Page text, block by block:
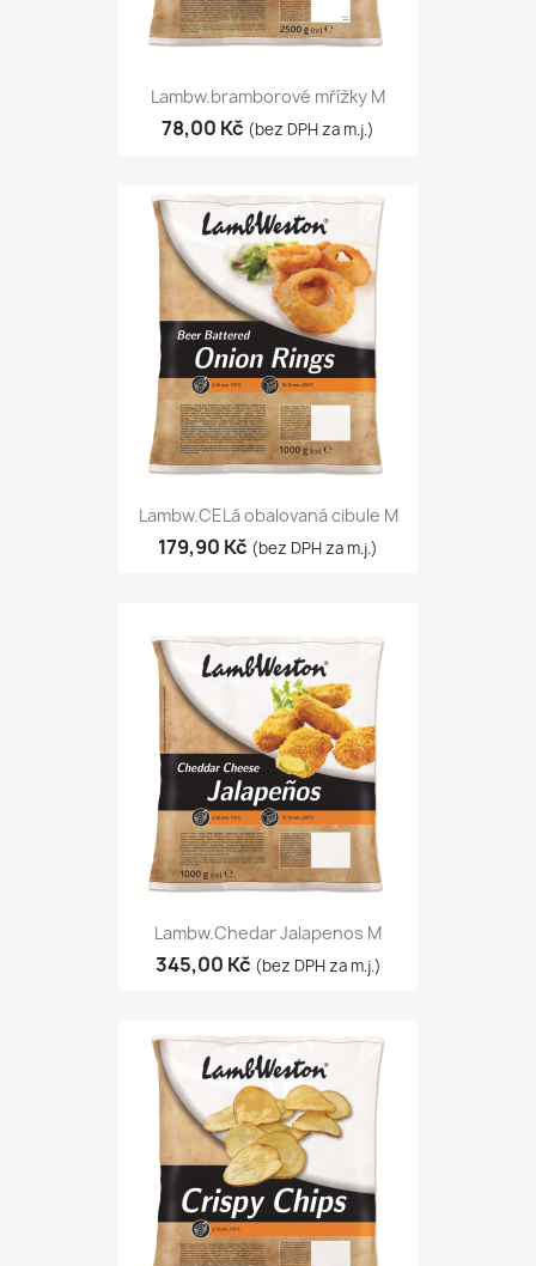
Lambw.bramborové mřížky M
78,00 Kč (bez DPH za m.j.)
Lambw.CELá obalovaná cibule M
179,90 Kč (bez DPH za m.j.)
Lambw.Chedar Jalapenos M
345,00 Kč (bez DPH za m.j.)